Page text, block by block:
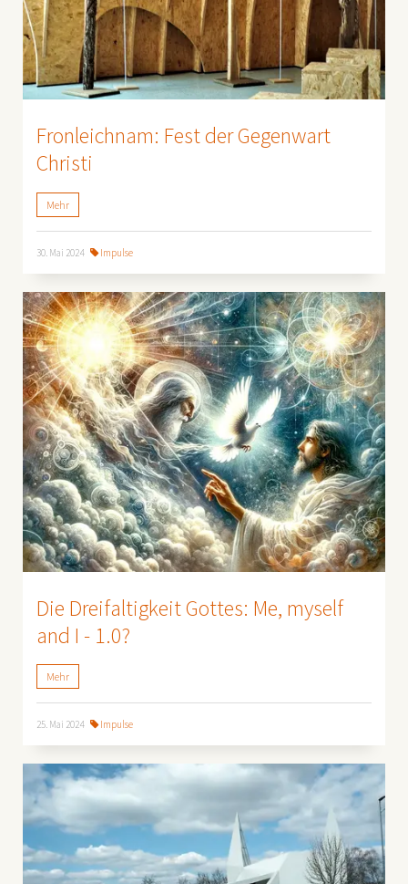
Fronleichnam: Fest der Gegenwart
Christi
Mehr
30. Mai 2024 Impulse
Die Dreifaltigkeit Gottes: Me, myself
and I - 1.0?
Mehr
25. Mai 2024 Impulse